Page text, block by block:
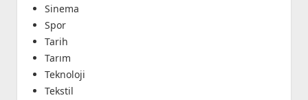
Sinema
Spor
Tarih
Tarım
Teknoloji
Tekstil